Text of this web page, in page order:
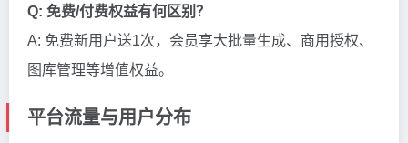
Q: 免费/付费权益有何区别？
A: 免费新用户送1次，会员享大批量生成、商用授权、
图库管理等增值权益。
平台流量与用户分布